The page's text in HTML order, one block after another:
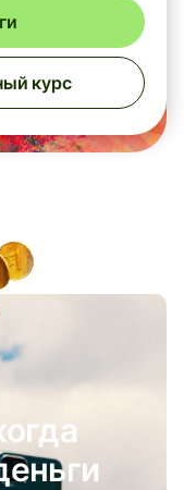
курс